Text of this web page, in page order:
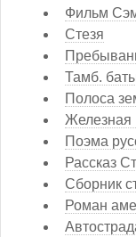
Фильм
Стезя
Тамб.
Полоса
Железная
Поэма
Рассказ
Сборник
Роман